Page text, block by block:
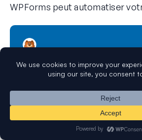
WPForms peut automatiser